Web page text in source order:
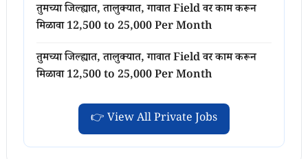
तुमच्या जिल्ह्यात, तालुक्यात, गावात Field वर काम करून
मिळावा 12,500 to 25,000 Per Month
तुमच्या जिल्ह्यात, तालुक्यात, गावात Field वर काम करून
मिळावा 12,500 to 25,000 Per Month
👉 View All Private Jobs